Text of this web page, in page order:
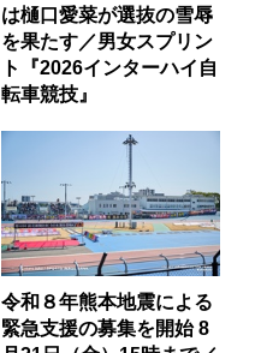
は樋口愛菜が選抜の雪辱
を果たす／男女スプリン
ト『2026インターハイ自
転車競技』
令和８年熊本地震による
緊急支援の募集を開始 8